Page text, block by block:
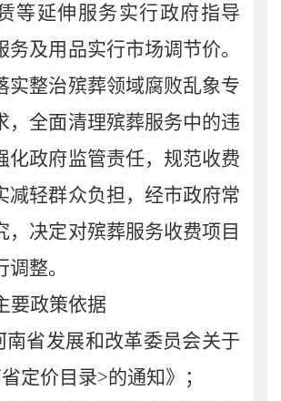
等延伸服务实行政府指导
务及用品实行市场调节价。
实整治殡葬领域腐败乱象专
，全面清理殡葬服务中的违
化政府监管责任，规范收费
减轻群众负担，经市政府常
，决定对殡葬服务收费项目
整。
要政策依据
南省发展和改革委员会关于
定价目录>的通知》；